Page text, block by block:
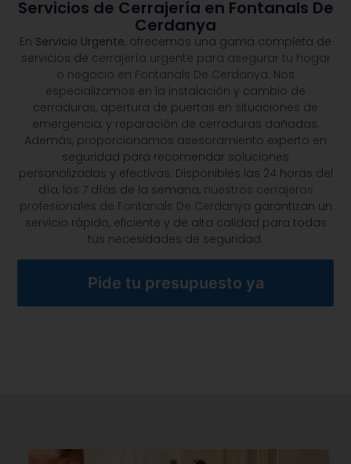
Servicios de Cerrajería en Fontanals De
Cerdanya
En Servicio Urgente, ofrecemos una gama completa de
servicios de cerrajería urgente para asegurar tu hogar
o negocio en Fontanals De Cerdanya. Nos
especializamos en la instalación y cambio de
cerraduras, apertura de puertas en situaciones de
emergencia, y reparación de cerraduras dañadas.
Además, proporcionamos asesoramiento experto en
seguridad para recomendar soluciones
personalizadas y efectivas. Disponibles las 24 horas del
día, los 7 días de la semana, nuestros cerrajeros
profesionales de Fontanals De Cerdanya garantizan un
servicio rápido, eficiente y de alta calidad para todas
tus necesidades de seguridad.
Pide tu presupuesto ya